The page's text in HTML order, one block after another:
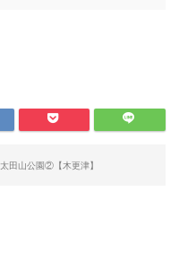
太田山公園②【木更津】